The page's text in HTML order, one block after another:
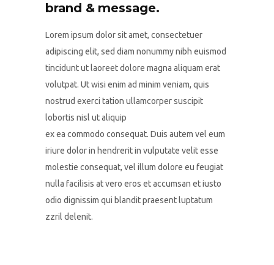
brand & message.
Lorem ipsum dolor sit amet, consectetuer
adipiscing elit, sed diam nonummy nibh euismod
tincidunt ut laoreet dolore magna aliquam erat
volutpat. Ut wisi enim ad minim veniam, quis
nostrud exerci tation ullamcorper suscipit
lobortis nisl ut aliquip
ex ea commodo consequat. Duis autem vel eum
iriure dolor in hendrerit in vulputate velit esse
molestie consequat, vel illum dolore eu feugiat
nulla facilisis at vero eros et accumsan et iusto
odio dignissim qui blandit praesent luptatum
zzril delenit.